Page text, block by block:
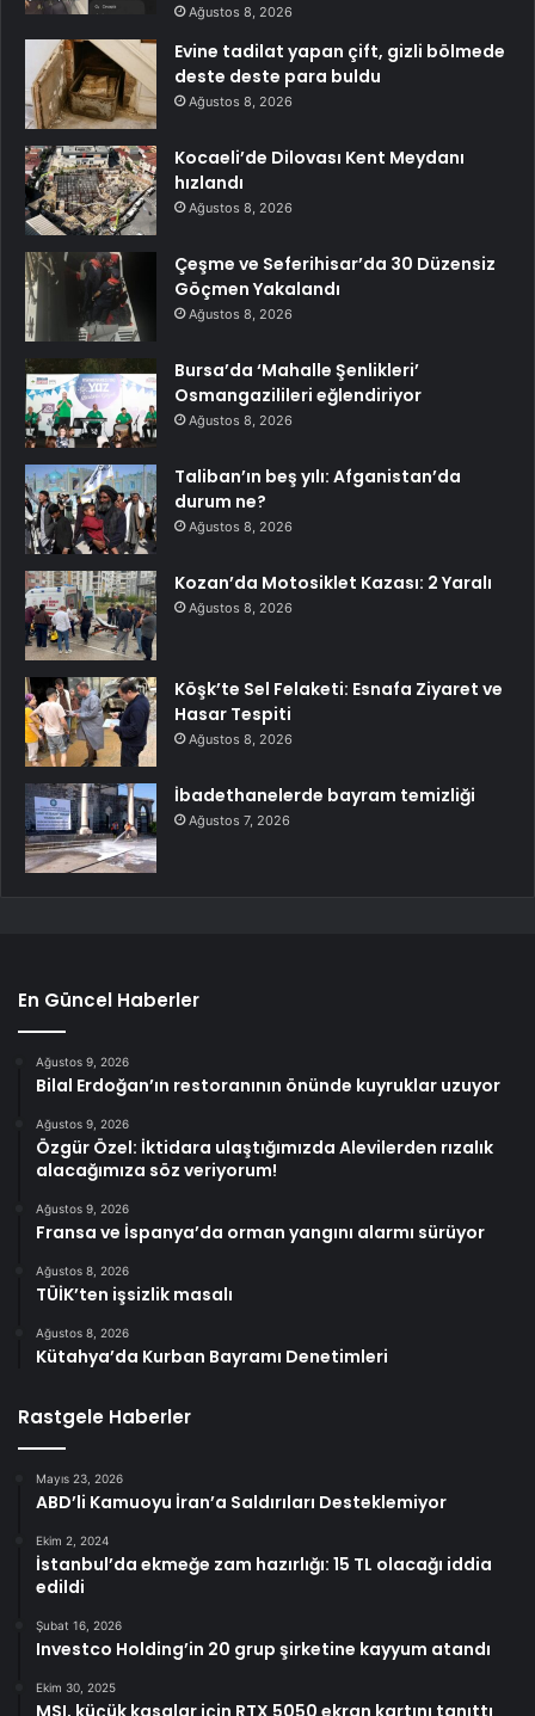
Ağustos 8, 2026
Evine tadilat yapan çift, gizli bölmede
deste deste para buldu
Ağustos 8, 2026
Kocaeli’de Dilovası Kent Meydanı
hızlandı
Ağustos 8, 2026
Çeşme ve Seferihisar’da 30 Düzensiz
Göçmen Yakalandı
Ağustos 8, 2026
Bursa’da ‘Mahalle Şenlikleri’
Osmangazilileri eğlendiriyor
Ağustos 8, 2026
Taliban’ın beş yılı: Afganistan’da
durum ne?
Ağustos 8, 2026
Kozan’da Motosiklet Kazası: 2 Yaralı
Ağustos 8, 2026
Köşk’te Sel Felaketi: Esnafa Ziyaret ve
Hasar Tespiti
Ağustos 8, 2026
İbadethanelerde bayram temizliği
Ağustos 7, 2026
En Güncel Haberler
Ağustos 9, 2026
Bilal Erdoğan’ın restoranının önünde kuyruklar uzuyor
Ağustos 9, 2026
Özgür Özel: İktidara ulaştığımızda Alevilerden rızalık
alacağımıza söz veriyorum!
Ağustos 9, 2026
Fransa ve İspanya’da orman yangını alarmı sürüyor
Ağustos 8, 2026
TÜİK’ten işsizlik masalı
Ağustos 8, 2026
Kütahya’da Kurban Bayramı Denetimleri
Rastgele Haberler
Mayıs 23, 2026
ABD’li Kamuoyu İran’a Saldırıları Desteklemiyor
Ekim 2, 2024
İstanbul’da ekmeğe zam hazırlığı: 15 TL olacağı iddia
edildi
Şubat 16, 2026
Investco Holding’in 20 grup şirketine kayyum atandı
Ekim 30, 2025
MSI, küçük kasalar için RTX 5050 ekran kartını tanıttı